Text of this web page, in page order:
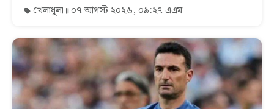
খেলাধুলা ০৭ আগস্ট ২০২৬, ০৯:২৭ এএম